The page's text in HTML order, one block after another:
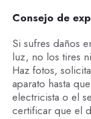
Consejo de
Si sufres daños
luz, no los tires
Haz fotos,
aparato hasta
electricista o el
certificar que el